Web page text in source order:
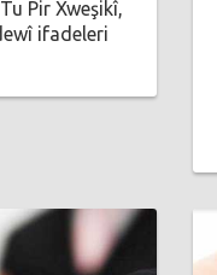
Pir Xweşikî,
ifadeleri